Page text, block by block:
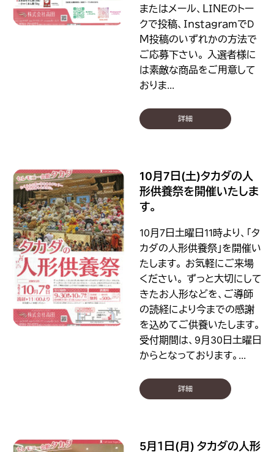
またはメール、ＬＩＮＥのトー
クで投稿、ＩｎｓｔａｇｒａｍでD
Ｍ投稿のいずれかの方法で
ご応募下さい。 入選者様に
は素敵な商品をご用意して
おりま...
詳細
10月7日(土)タカダの人
形供養祭を開催いたしま
す。
10月7日土曜日11時より、「タ
カダの人形供養祭」を開催い
たします。 お気軽にご来場
ください。 ずっと大切にして
きたお人形などを、ご導師
の読経により今までの感謝
を込めてご供養いたします。
受付期間は、9月30日土曜日
からとなっております。...
詳細
5月１日(月) タカダの人形